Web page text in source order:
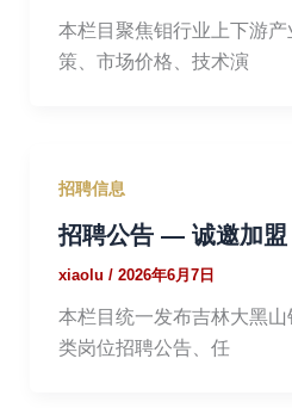
本栏目聚焦钼行业上下游
策、市场价格、技术演
招聘信息
招聘公告 — 诚邀加盟
xiaolu / 2026年6月7日
本栏目统一发布吉林大黑
类岗位招聘公告、任